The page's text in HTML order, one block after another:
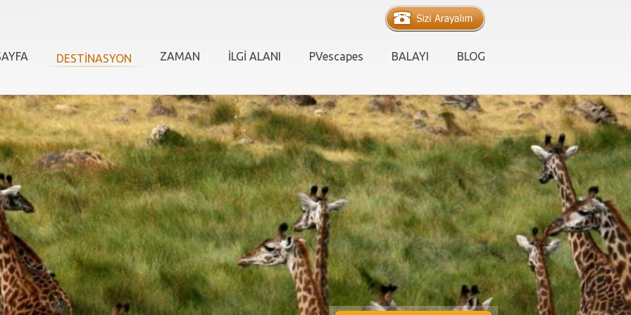
DESTİNASYON ZAMAN İLGİ ALANI PVescapes BALAYI BLOG